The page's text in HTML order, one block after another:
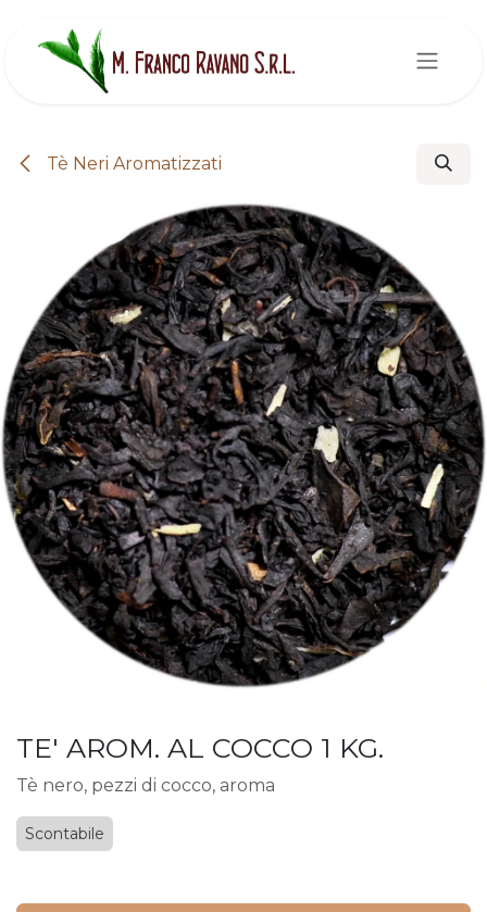
Tè Neri Aromatizzati
TE' AROM. AL COCCO 1 KG.
Tè nero, pezzi di cocco, aroma
Scontabile